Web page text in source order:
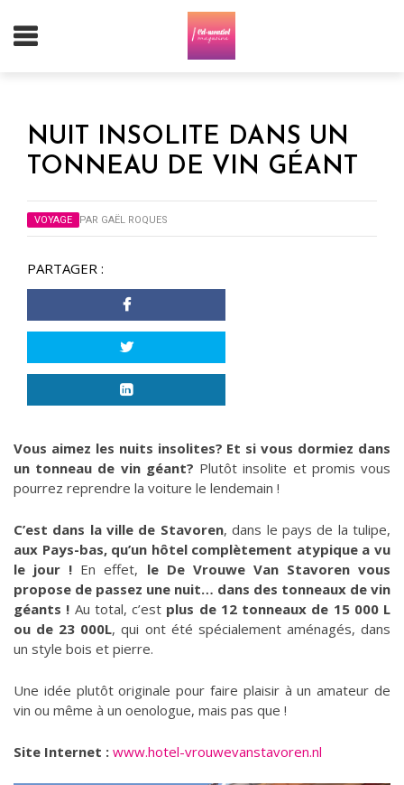
NUIT INSOLITE DANS UN
TONNEAU DE VIN GÉANT
VOYAGE PAR GAËL ROQUES
PARTAGER :
Vous aimez les nuits insolites? Et si vous dormiez dans
un tonneau de vin géant? Plutôt insolite et promis vous
pourrez reprendre la voiture le lendemain !
C’est dans la ville de Stavoren, dans le pays de la tulipe,
aux Pays-bas, qu’un hôtel complètement atypique a vu
le jour ! En effet, le De Vrouwe Van Stavoren vous
propose de passez une nuit… dans des tonneaux de vin
géants ! Au total, c’est plus de 12 tonneaux de 15 000 L
ou de 23 000L, qui ont été spécialement aménagés, dans
un style bois et pierre.
Une idée plutôt originale pour faire plaisir à un amateur de
vin ou même à un oenologue, mais pas que !
Site Internet : www.hotel-vrouwevanstavoren.nl